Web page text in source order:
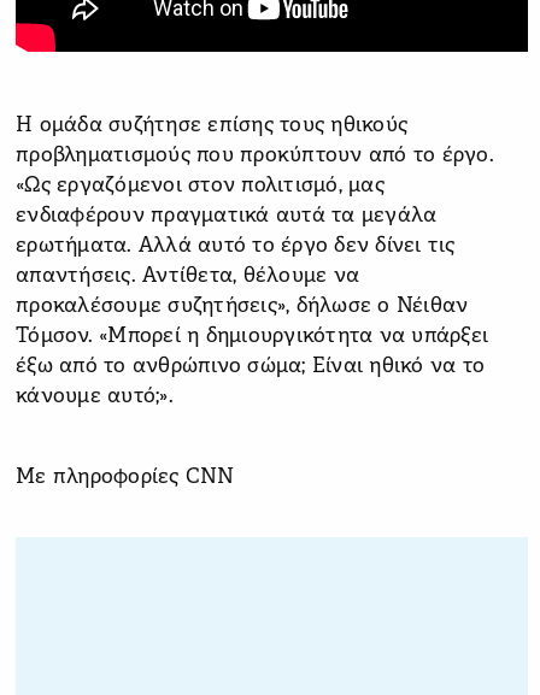
Η ομάδα συζήτησε επίσης τους ηθικούς
προβληματισμούς που προκύπτουν από το έργο.
«Ως εργαζόμενοι στον πολιτισμό, μας
ενδιαφέρουν πραγματικά αυτά τα μεγάλα
ερωτήματα. Αλλά αυτό το έργο δεν δίνει τις
απαντήσεις. Αντίθετα, θέλουμε να
προκαλέσουμε συζητήσεις», δήλωσε ο Νέιθαν
Τόμσον. «Μπορεί η δημιουργικότητα να υπάρξει
έξω από το ανθρώπινο σώμα; Είναι ηθικό να το
κάνουμε αυτό;».
Με πληροφορίες CNN